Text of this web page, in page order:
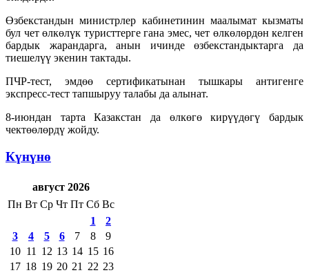
Өзбекстандын министрлер кабинетинин маалымат кызматы
бул чет өлкөлүк туристтерге гана эмес, чет өлкөлөрдөн келген
бардык жарандарга, анын ичинде өзбекстандыктарга да
тиешелүү экенин тактады.
ПЧР-тест, эмдөө сертификатынан тышкары антигенге
экспресс-тест тапшыруу талабы да алынат.
8-июндан тарта Казакстан да өлкөгө кирүүдөгү бардык
чектөөлөрдү жойду.
Күнүнө
август 2026
Пн Вт Ср Чт Пт Сб Вс
1
2
3
4 5 6 7 8
9
10 11 12 13 14 15 16
17 18 19 20 21 22 23